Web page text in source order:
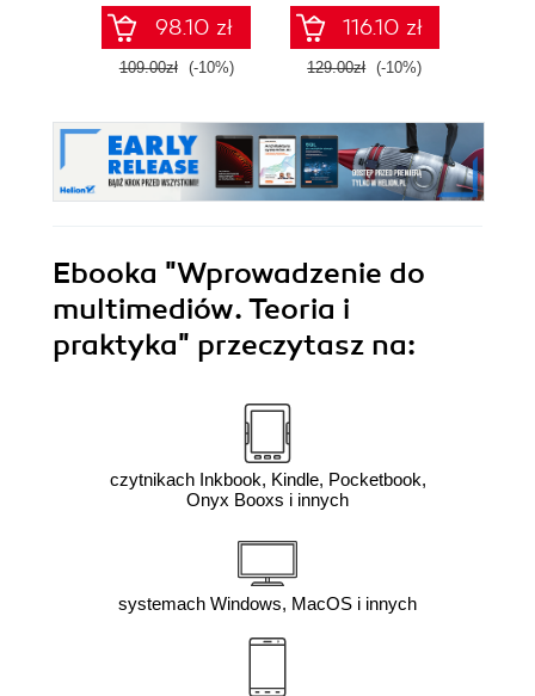
capture and
animation in Unreal
Engine 5 - Second
Edition
98.10 zł
109.00zł (-10%)
116.10 zł
129.00zł (-10%)
Ebooka "Wprowadzenie do
multimediów. Teoria i
praktyka" przeczytasz na:
czytnikach Inkbook, Kindle, Pocketbook,
Onyx Booxs i innych
systemach Windows, MacOS i innych